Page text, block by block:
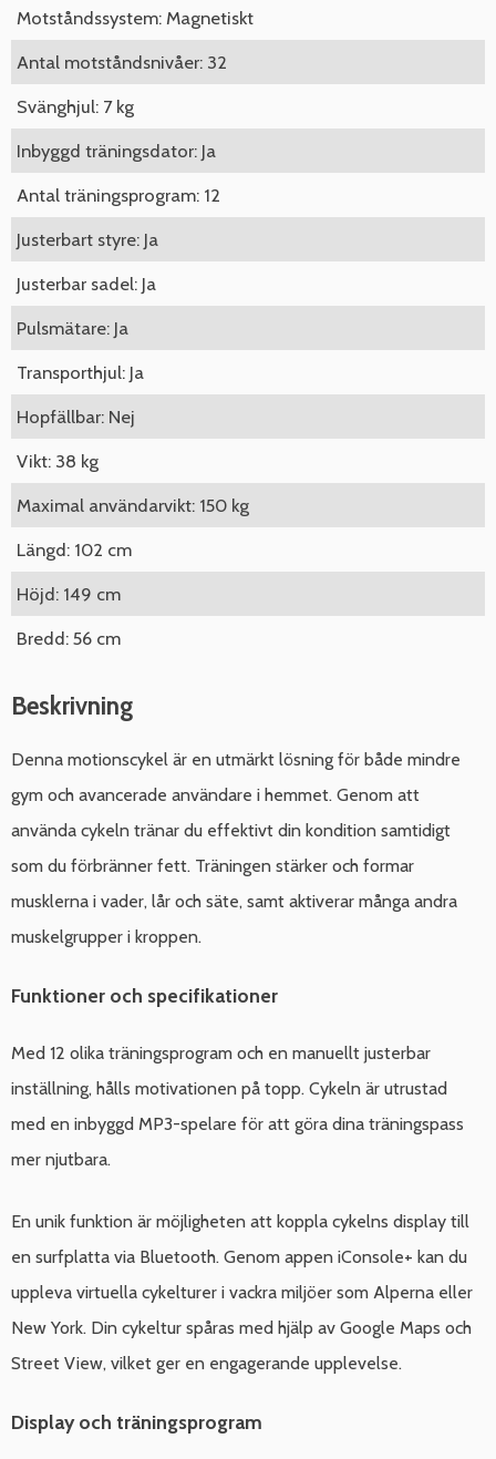
Motståndssystem: Magnetiskt
Antal motståndsnivåer: 32
Svänghjul: 7 kg
Inbyggd träningsdator: Ja
Antal träningsprogram: 12
Justerbart styre: Ja
Justerbar sadel: Ja
Pulsmätare: Ja
Transporthjul: Ja
Hopfällbar: Nej
Vikt: 38 kg
Maximal användarvikt: 150 kg
Längd: 102 cm
Höjd: 149 cm
Bredd: 56 cm
Beskrivning
Denna motionscykel är en utmärkt lösning för både mindre
gym och avancerade användare i hemmet. Genom att
använda cykeln tränar du effektivt din kondition samtidigt
som du förbränner fett. Träningen stärker och formar
musklerna i vader, lår och säte, samt aktiverar många andra
muskelgrupper i kroppen.
Funktioner och specifikationer
Med 12 olika träningsprogram och en manuellt justerbar
inställning, hålls motivationen på topp. Cykeln är utrustad
med en inbyggd MP3-spelare för att göra dina träningspass
mer njutbara.
En unik funktion är möjligheten att koppla cykelns display till
en surfplatta via Bluetooth. Genom appen iConsole+ kan du
uppleva virtuella cykelturer i vackra miljöer som Alperna eller
New York. Din cykeltur spåras med hjälp av Google Maps och
Street View, vilket ger en engagerande upplevelse.
Display och träningsprogram